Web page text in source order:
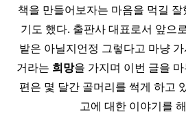
책을 만들어보자는 마음을 먹길
기도 했다. 출판사 대표로서 앞으
밭은 아닐지언정 그렇다고 마냥
거라는 희망을 가지며 이번 글을
편은 몇 달간 골머리를 썩게 하고
고에 대한 이야기를